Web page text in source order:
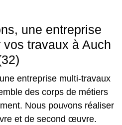
une entreprise
travaux à Auch
entreprise multi-travaux
des corps de métiers
Nous pouvons réaliser
et de second œuvre.